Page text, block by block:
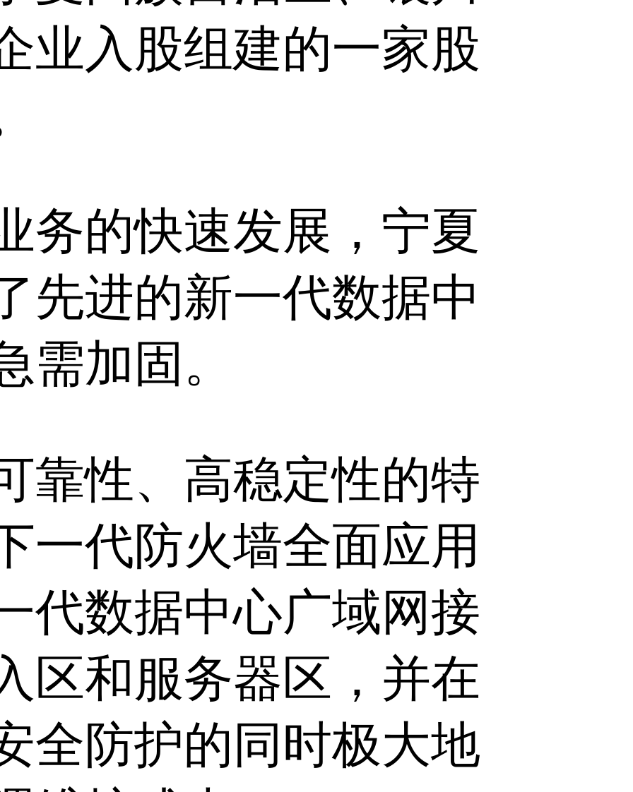
业入股组建的一家股
务的快速发展，宁夏
先进的新一代数据中
需加固。
靠性、高稳定性的特
一代防火墙全面应用
代数据中心广域网接
区和服务器区，并在
全防护的同时极大地